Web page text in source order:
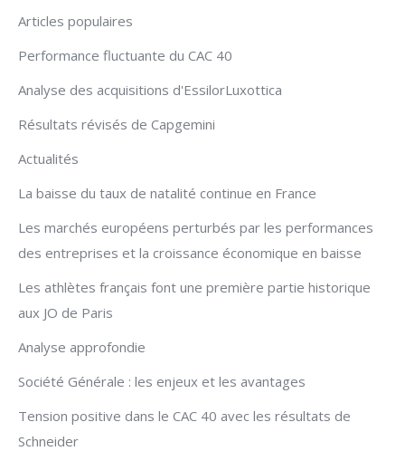
Articles populaires
Performance fluctuante du CAC 40
Analyse des acquisitions d'EssilorLuxottica
Résultats révisés de Capgemini
Actualités
La baisse du taux de natalité continue en France
Les marchés européens perturbés par les performances
des entreprises et la croissance économique en baisse
Les athlètes français font une première partie historique
aux JO de Paris
Analyse approfondie
Société Générale : les enjeux et les avantages
Tension positive dans le CAC 40 avec les résultats de
Schneider